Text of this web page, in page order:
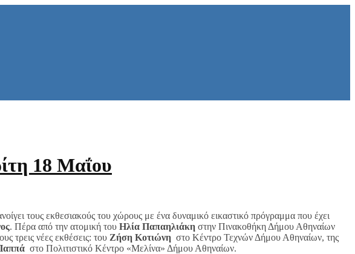
18 Μαΐου
τους εκθεσιακούς του χώρους με ένα δυναμικό εικαστικό πρόγραμμα που έχει
. Πέρα από την ατομική του Ηλία Παπαηλιάκη στην Πινακοθήκη Δήμου Αθηναίων
τρεις νέες εκθέσεις: του Ζήση Κοτιώνη στο Κέντρο Τεχνών Δήμου Αθηναίων, της
στο Πολιτιστικό Κέντρο «Μελίνα» Δήμου Αθηναίων.